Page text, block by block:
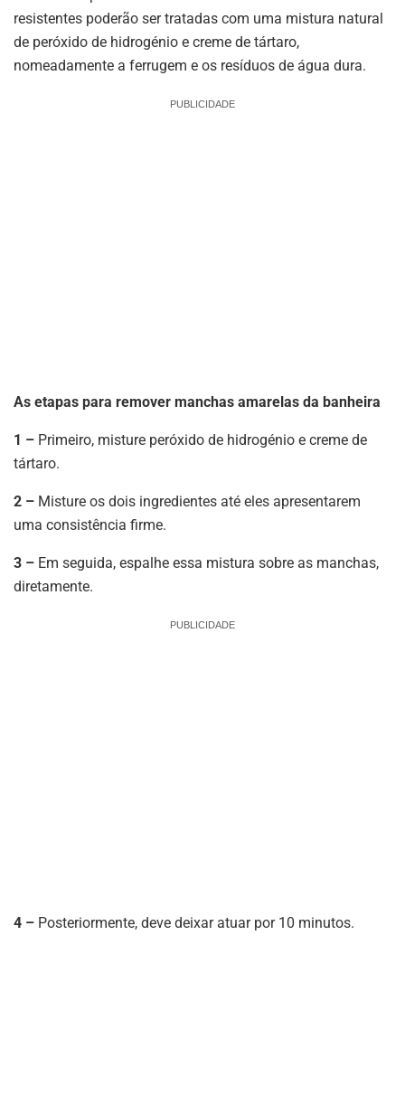
resistentes poderão ser tratadas com uma mistura natural
de peróxido de hidrogénio e creme de tártaro,
nomeadamente a ferrugem e os resíduos de água dura.
PUBLICIDADE
As etapas para remover manchas amarelas da banheira
1 – Primeiro, misture peróxido de hidrogénio e creme de
tártaro.
2 – Misture os dois ingredientes até eles apresentarem
uma consistência firme.
3 – Em seguida, espalhe essa mistura sobre as manchas,
diretamente.
PUBLICIDADE
4 – Posteriormente, deve deixar atuar por 10 minutos.